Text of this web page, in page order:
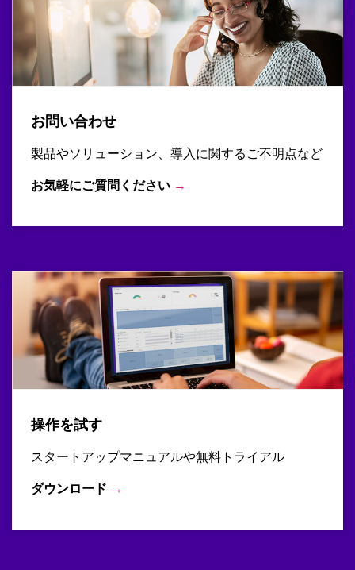
お問い合わせ
製品やソリューション、導入に関するご不明点など
お気軽にご質問ください →
操作を試す
スタートアップマニュアルや無料トライアル
ダウンロード →